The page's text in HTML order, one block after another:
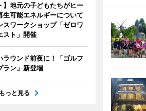
】地元の子どもたちがヒー
生可能エネルギーについて
スワークショップ「ゼロワ
スト」開催
ラウンド前夜に！「ゴルフ
ラン」新登場
もっと見る